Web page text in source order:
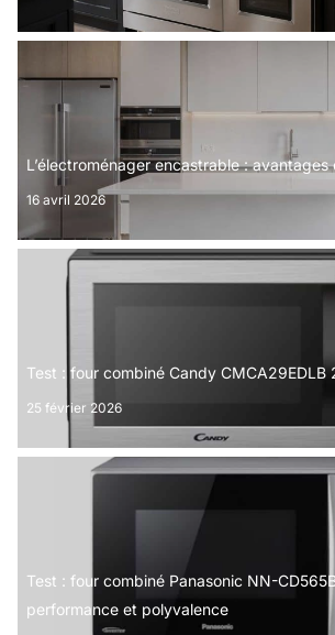
L’électroménager encastrable :
16 avril 2026
Test : four combiné Candy CMCA29EDLB
25 février 2026
Test : four combiné Panasonic NN-
performance et polyvalence